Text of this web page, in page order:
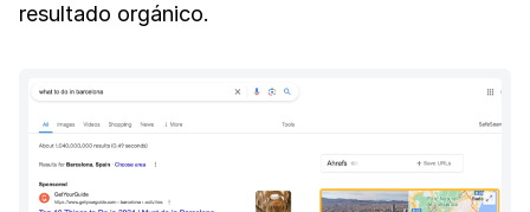
resultado orgánico.